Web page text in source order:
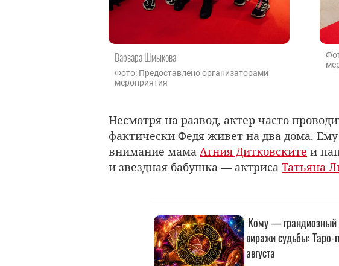
Варвара Шмыкова
Фото: Предоставлено организаторами
мероприятия
Несмотря на развод, актер часто
фактически Федя живет на два дома.
внимание мама Агния Дитковските и
и звездная бабушка — актриса Татьяна